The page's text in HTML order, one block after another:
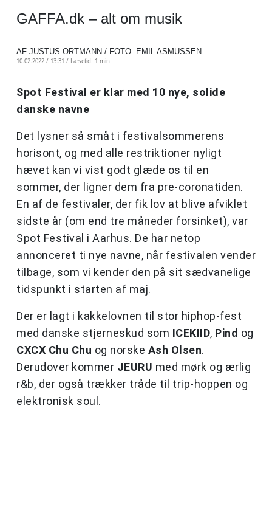
GAFFA.dk – alt om musik
AF JUSTUS ORTMANN / FOTO: EMIL ASMUSSEN
10.02.2022 / 13:31 / Læsetid: 1 min
Spot Festival er klar med 10 nye, solide
danske navne
Det lysner så småt i festivalsommerens
horisont, og med alle restriktioner nyligt
hævet kan vi vist godt glæde os til en
sommer, der ligner dem fra pre-coronatiden.
En af de festivaler, der fik lov at blive afviklet
sidste år (om end tre måneder forsinket), var
Spot Festival i Aarhus. De har netop
annonceret ti nye navne, når festivalen vender
tilbage, som vi kender den på sit sædvanelige
tidspunkt i starten af maj.
Der er lagt i kakkelovnen til stor hiphop-fest
med danske stjerneskud som ICEKIID, Pind og
CXCX Chu Chu og norske Ash Olsen.
Derudover kommer JEURU med mørk og ærlig
r&b, der også trækker tråde til trip-hoppen og
elektronisk soul.